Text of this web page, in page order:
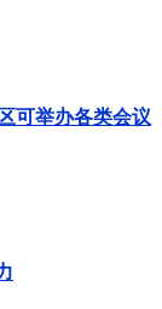
可举办各类会议